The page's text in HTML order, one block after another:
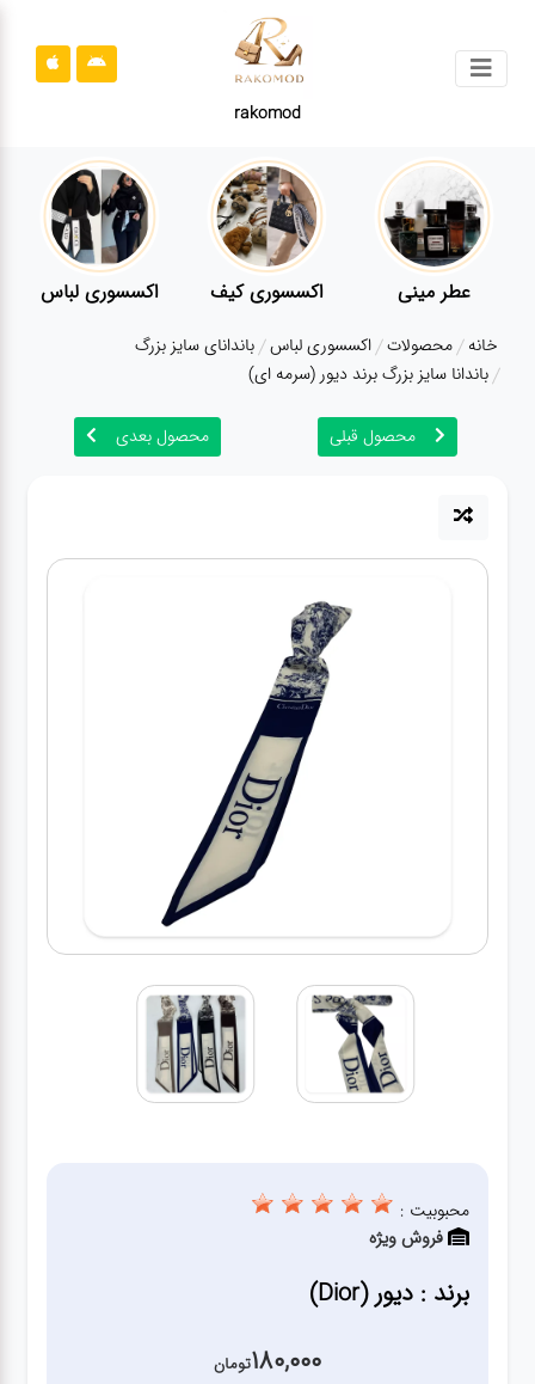
rakomod
محصولات
قوانین
سایت
ارتباط
درباره
زنانه
عطر مینی اکسسوری کیف اکسسوری لباس
خانه محصولات اکسسوری لباس باندانای سایز بزرگ
باندانا سایز بزرگ برند دیور (سرمه ای)
محصول قبلی محصول بعدی
محبوبیت :
فروش ویژه
برند : دیور (Dior)
180,000تومان